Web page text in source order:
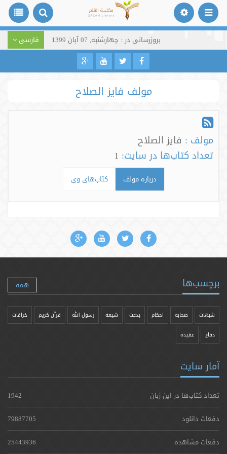
بروزرسانی در : چهارشنبه, 07 آبان 1399 فارسی
مولف فايز الصلاح
مولف : فايز الصلاح
تعداد کتاب‌ها در سایت: 1
درباره مولف کتاب‌های وی
برچسب‌ها همه
شبهات صحابه احکام بدعت شیعه رسول الله قرآن کریم خرافات
دفاع عقیده
آمار سایت
تعداد کتاب‌ها در این زبان
1942
دفعات دانلود
79887705
دفعات مشاهده
25443936